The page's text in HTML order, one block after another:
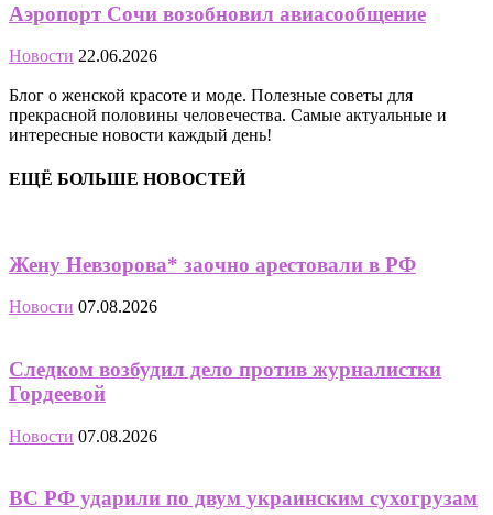
Аэропорт Сочи возобновил авиасообщение
Новости 22.06.2026
Блог о женской красоте и моде. Полезные советы для
прекрасной половины человечества. Самые актуальные и
интересные новости каждый день!
ЕЩЁ БОЛЬШЕ НОВОСТЕЙ
Жену Невзорова* заочно арестовали в РФ
Новости 07.08.2026
Следком возбудил дело против журналистки
Гордеевой
Новости 07.08.2026
ВС РФ ударили по двум украинским сухогрузам